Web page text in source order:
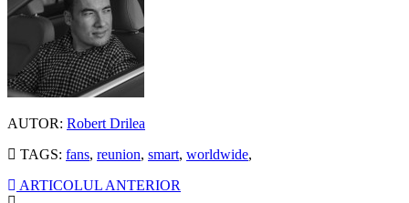
AUTOR: Robert Drilea
TAGS: fans, reunion, smart, worldwide,
ARTICOLUL ANTERIOR